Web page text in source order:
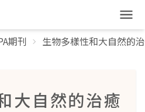
期刊 生物多樣性和大自然的
大自然的治癒